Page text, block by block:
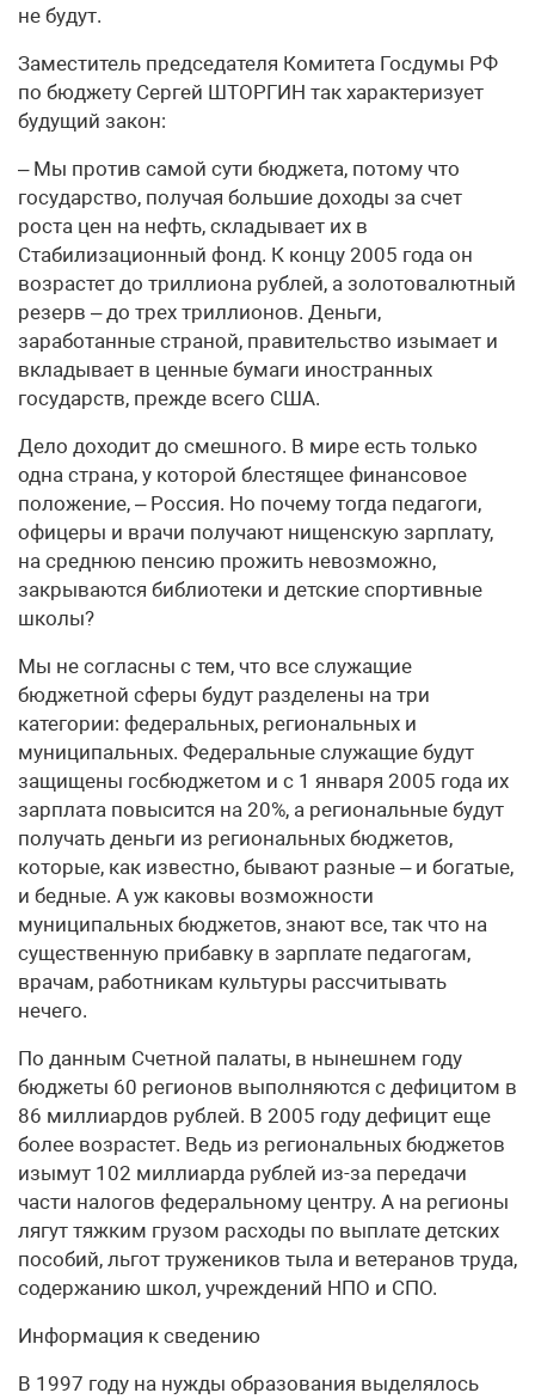
не будут.
Заместитель председателя Комитета Госдумы РФ
по бюджету Сергей ШТОРГИН так характеризует
будущий закон:
– Мы против самой сути бюджета, потому что
государство, получая большие доходы за счет
роста цен на нефть, складывает их в
Стабилизационный фонд. К концу 2005 года он
возрастет до триллиона рублей, а золотовалютный
резерв – до трех триллионов. Деньги,
заработанные страной, правительство изымает и
вкладывает в ценные бумаги иностранных
государств, прежде всего США.
Дело доходит до смешного. В мире есть только
одна страна, у которой блестящее финансовое
положение, – Россия. Но почему тогда педагоги,
офицеры и врачи получают нищенскую зарплату,
на среднюю пенсию прожить невозможно,
закрываются библиотеки и детские спортивные
школы?
Мы не согласны с тем, что все служащие
бюджетной сферы будут разделены на три
категории: федеральных, региональных и
муниципальных. Федеральные служащие будут
защищены госбюджетом и с 1 января 2005 года их
зарплата повысится на 20%, а региональные будут
получать деньги из региональных бюджетов,
которые, как известно, бывают разные – и богатые,
и бедные. А уж каковы возможности
муниципальных бюджетов, знают все, так что на
существенную прибавку в зарплате педагогам,
врачам, работникам культуры рассчитывать
нечего.
По данным Счетной палаты, в нынешнем году
бюджеты 60 регионов выполняются с дефицитом в
86 миллиардов рублей. В 2005 году дефицит еще
более возрастет. Ведь из региональных бюджетов
изымут 102 миллиарда рублей из-за передачи
части налогов федеральному центру. А на регионы
лягут тяжким грузом расходы по выплате детских
пособий, льгот тружеников тыла и ветеранов труда,
содержанию школ, учреждений НПО и СПО.
Информация к сведению
В 1997 году на нужды образования выделялось